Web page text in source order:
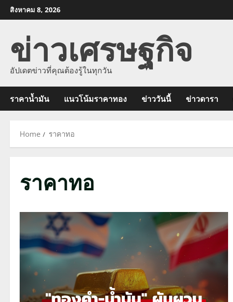
Skip
to
สิงหาคม 8, 2026
ข่าวเศรษฐกิจ
อัปเดตข่าวที่คุณต้องรู้ในทุกวัน
ราคาน้ำมัน แนวโน้มราคาทอง ข่าววันนี้ ข่าวดารา
Home ราคาทอ
ราคาทอ